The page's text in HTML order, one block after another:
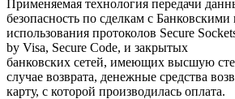
Применяемая технология передачи
безопасность по сделкам с
использования протоколов Secure
by Visa, Secure Code, и закрытых
банковских сетей, имеющих высшую
случае возврата, денежные средства
карту, с которой производилась оплата.